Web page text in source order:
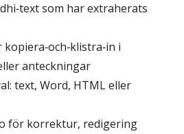
som har extraherats
i
anteckningar
text, Word, HTML eller
för korrektur, redigering